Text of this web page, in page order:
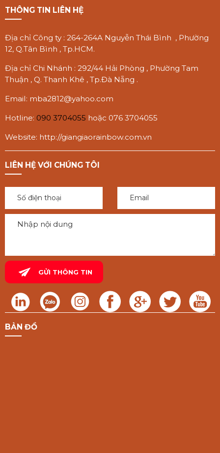
THÔNG TIN LIÊN HỆ
Địa chỉ Công ty : 264-264A Nguyễn Thái Bình , Phường
12, Q.Tân Bình , Tp.HCM.
Địa chỉ Chi Nhánh : 292/44 Hải Phòng , Phường Tam
Thuận , Q. Thanh Khê , Tp.Đà Nẵng .
Email: mba2812@yahoo.com
Hotline: 090 3704055 hoặc 076 3704055
Website: http://giangiaorainbow.com.vn
LIÊN HỆ VỚI CHÚNG TÔI
BẢN ĐỒ